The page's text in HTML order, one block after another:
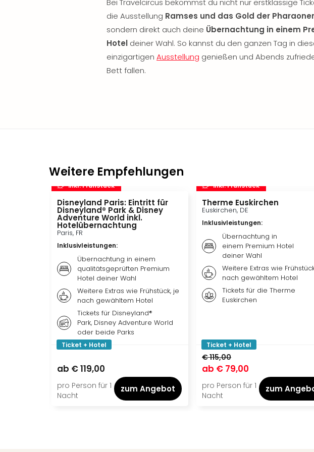
Bei Travelcircus bekommst du nicht nur erstklassige
die Ausstellung Ramses und das Gold der
sondern direkt auch deine Übernachtung in einem
Hotel deiner Wahl. So kannst du den ganzen Tag in
einzigartigen Ausstellung genießen und Abends
Bett fallen.
Weitere Empfehlungen
inkl. Frühstück
Disneyland Paris: Eintritt für
Disneyland® Park & Disney
Adventure World inkl.
Hotelübernachtung
Paris, FR
Inklusivleistungen:
Übernachtung in einem
qualitätsgeprüften Premium
Hotel deiner Wahl
Weitere Extras wie Frühstück, je
nach gewähltem Hotel
Tickets für Disneyland®
Park, Disney Adventure World
oder beide Parks
Ticket + Hotel
ab € 119,00
pro Person für 1
Nacht
zum Angebot
inkl. Frühstück
Therme Euskirchen
Euskirchen, DE
Inklusivleistungen:
Übernachtung in
einem Premium Hotel
deiner Wahl
Weitere Extras wie
nach gewähltem Hotel
Tickets für die Therme
Euskirchen
Ticket + Hotel
€ 115,00
ab € 79,00
pro Person für 1
Nacht
zum